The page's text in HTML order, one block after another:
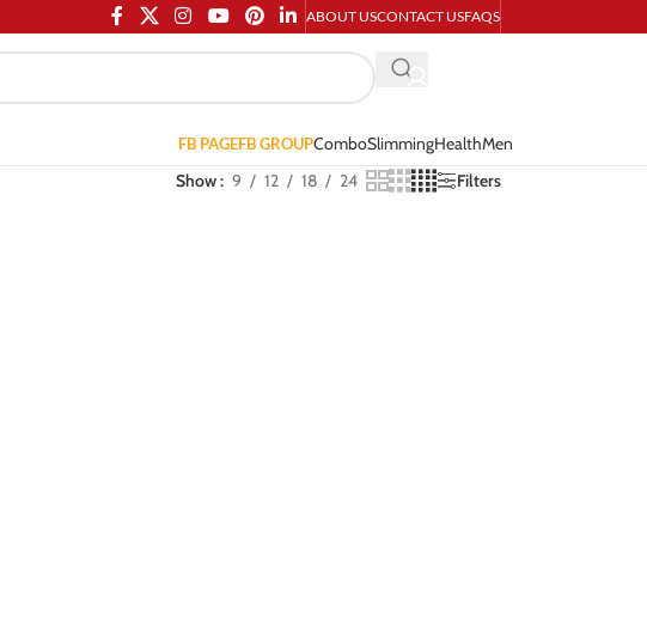
ABOUT USCONTACT USFAQS
FB PAGEFB GROUPComboSlimmingHealthMen
Show 9 12 18 24 Filters